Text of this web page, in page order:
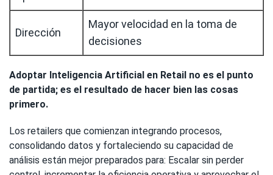
Dirección
Mayor velocidad en la toma de
decisiones
Adoptar Inteligencia Artificial en Retail no es el punto
de partida; es el resultado de hacer bien las cosas
primero.
Los retailers que comienzan integrando procesos,
consolidando datos y fortaleciendo su capacidad de
análisis están mejor preparados para: Escalar sin perder